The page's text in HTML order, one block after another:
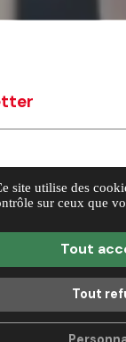
et offres
de confidentialité
site utilise des
sur ceux que
Tout
Tout